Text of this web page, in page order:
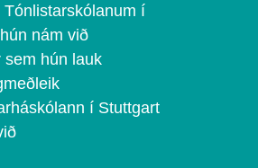
í
nám við
sem hún lauk
í Stuttgart